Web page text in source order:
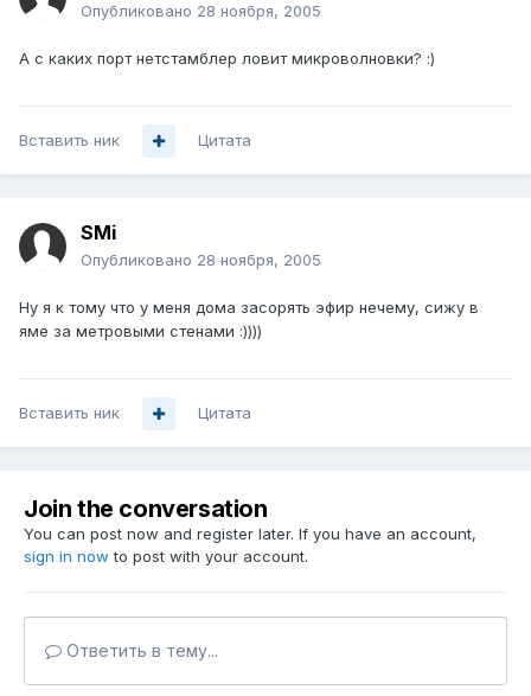
Опубликовано 28 ноября, 2005
А с каких порт нетстамблер ловит микроволновки? :)
Вставить ник Цитата
SMi
Опубликовано 28 ноября, 2005
Ну я к тому что у меня дома засорять эфир нечему, сижу в
яме за метровыми стенами :))))
Вставить ник Цитата
Join the conversation
You can post now and register later. If you have an account,
sign in now to post with your account.
Ответить в тему...